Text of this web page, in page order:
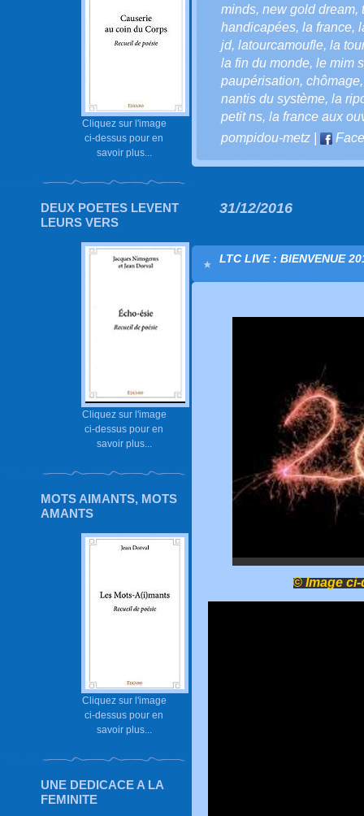
Cliquez sur l'image
ci-dessus pour en
savoir plus...
DEUX POETES LEVENT
LEURS VERS
Cliquez sur l'image
ci-dessus pour en
savoir plus...
MOTS AIMANTS, MOTS
AMANTS
Cliquez sur l'image
ci-dessus pour en
savoir plus...
UNE DEDICACE A LA
FEMINITE
minds, new gold dream,
handicapées, la france,
jd, latourcamoufle, la
la fin du monde, le mim
paupérisation, chômage
nantis du système, la
petit ns, la france aux
pompidou-metz
31/12/2016
LTC LIVE : BIENVENUE
© Image